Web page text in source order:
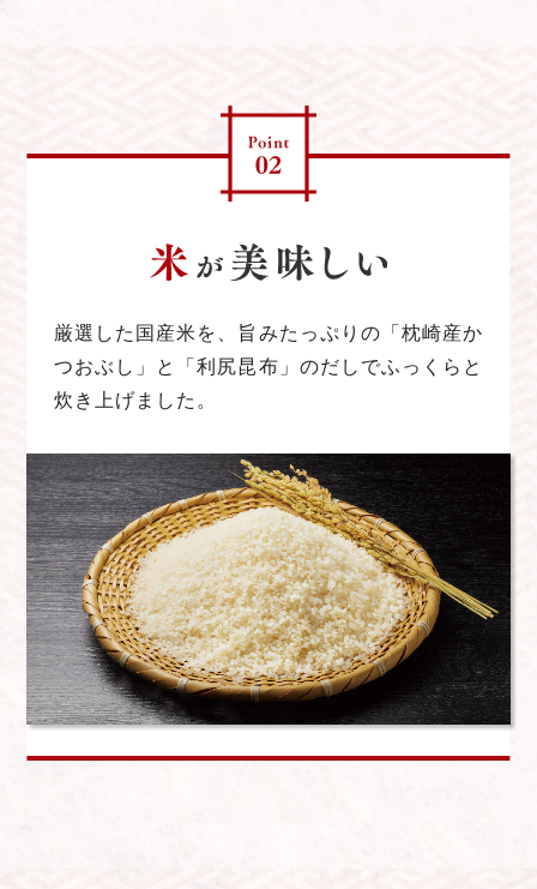
厳選した国産米を、旨みたっぷりの「枕崎産か
つおぶし」と「利尻昆布」のだしでふっくらと
炊き上げました。